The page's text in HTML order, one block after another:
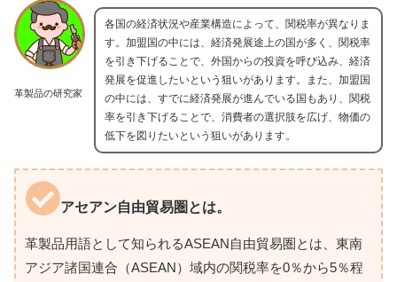
革製品の研究家
各国の経済状況や産業構造によって、関税率が異なりま
す。加盟国の中には、経済発展途上の国が多く、関税率
を引き下げることで、外国からの投資を呼び込み、経済
発展を促進したいという狙いがあります。また、加盟国
の中には、すでに経済発展が進んでいる国もあり、関税
率を引き下げることで、消費者の選択肢を広げ、物価の
低下を図りたいという狙いがあります。
アセアン自由貿易圏とは。
革製品用語として知られるASEAN自由貿易圏とは、東南
アジア諸国連合（ASEAN）域内の関税率を0％から5％程